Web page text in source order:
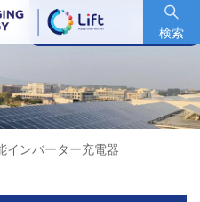
検索
銘柄コード : 600153.SH
インバーター充電器